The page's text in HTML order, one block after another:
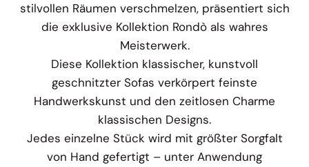
stilvollen Räumen verschmelzen, präsentiert sich
die exklusive Kollektion Rondò als wahres
Meisterwerk.
Diese Kollektion klassischer, kunstvoll
geschnitzter Sofas verkörpert feinste
Handwerkskunst und den zeitlosen Charme
klassischen Designs.
Jedes einzelne Stück wird mit größter Sorgfalt
von Hand gefertigt – unter Anwendung